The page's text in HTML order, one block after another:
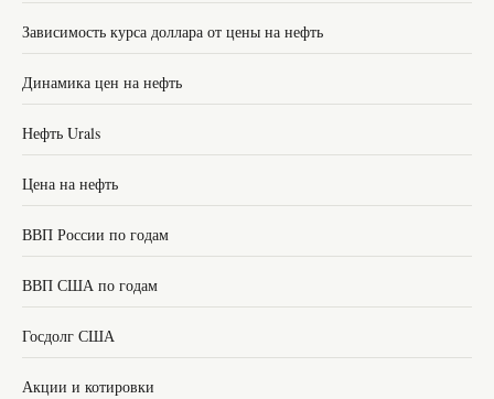
Зависимость курса доллара от цены на нефть
Динамика цен на нефть
Нефть Urals
Цена на нефть
ВВП России по годам
ВВП США по годам
Госдолг США
Акции и котировки